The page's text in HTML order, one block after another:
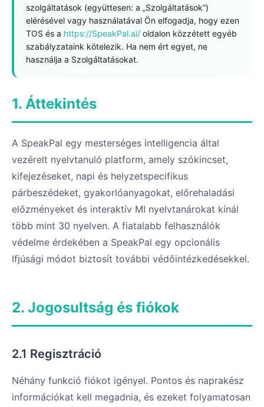
szolgáltatások (együttesen: a „Szolgáltatások”)
elérésével vagy használatával Ön elfogadja, hogy ezen
TOS és a https://SpeakPal.ai/ oldalon közzétett egyéb
szabályzataink kötelezik. Ha nem ért egyet, ne
használja a Szolgáltatásokat.
1. Áttekintés
A SpeakPal egy mesterséges intelligencia által
vezérelt nyelvtanuló platform, amely szókincset,
kifejezéseket, napi és helyzetspecifikus
párbeszédeket, gyakorlóanyagokat, előrehaladási
előzményeket és interaktív MI nyelvtanárokat kínál
több mint 30 nyelven. A fiatalabb felhasználók
védelme érdekében a SpeakPal egy opcionális
Ifjúsági módot biztosít további védőintézkedésekkel.
2. Jogosultság és fiókok
2.1 Regisztráció
Néhány funkció fiókot igényel. Pontos és naprakész
információkat kell megadnia, és ezeket folyamatosan